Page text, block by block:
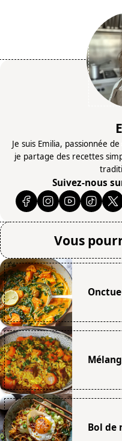
Je suis Emilia, passionnée
je partage des recettes
Suivez-nous
Vous
Bol de